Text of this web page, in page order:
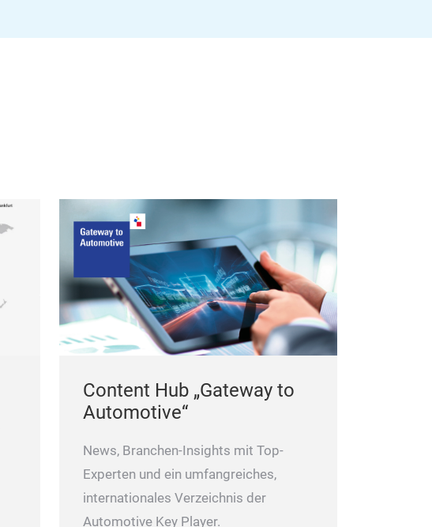
Content Hub „Gateway to
Automotive“
News, Branchen-Insights mit Top-
Experten und ein umfangreiches,
internationales Verzeichnis der
Automotive Key Player.